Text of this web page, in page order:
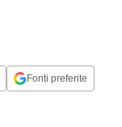
Fonti preferite